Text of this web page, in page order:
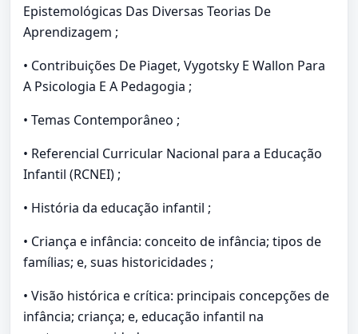
Epistemológicas Das Diversas Teorias De
Aprendizagem ;
• Contribuições De Piaget, Vygotsky E Wallon Para
A Psicologia E A Pedagogia ;
• Temas Contemporâneo ;
• Referencial Curricular Nacional para a Educação
Infantil (RCNEI) ;
• História da educação infantil ;
• Criança e infância: conceito de infância; tipos de
famílias; e, suas historicidades ;
• Visão histórica e crítica: principais concepções de
infância; criança; e, educação infantil na